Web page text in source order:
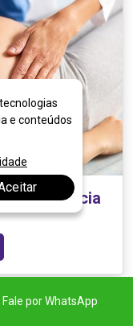
Fale por WhatsApp
e conteúdos